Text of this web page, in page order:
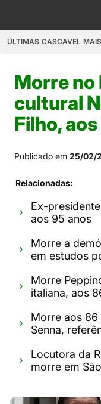
ÚLTIMAS CASCAVEL
Morre no
cultural
Filho,
Publicado em 25/02/
Relacionadas:
Ex-
aos 95 anos
Morre a
em estudos
Morre
italiana, aos
Morre aos 86
Senna,
Locutora da
morre em